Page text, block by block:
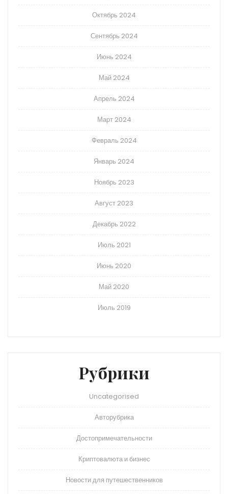
Октябрь 2024
Сентябрь 2024
Июнь 2024
Май 2024
Апрель 2024
Март 2024
Февраль 2024
Январь 2024
Ноябрь 2023
Август 2023
Декабрь 2022
Июль 2021
Июнь 2020
Май 2020
Июль 2019
Рубрики
Uncategorised
Авторубрика
Достопримечательности
Криптовалюта и бизнес
Новости для путешественников